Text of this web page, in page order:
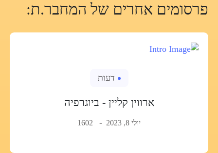
פרסומים אחרים של המחבר.ת:
דעות
ארווין קליין - ביוגרפיה
יולי 8, 2023 1602